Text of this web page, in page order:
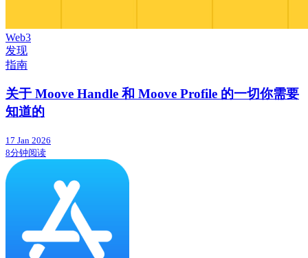
Web3
发现
指南
关于 Moove Handle 和 Moove Profile 的一切你需要
知道的
17 Jan 2026
8分钟阅读